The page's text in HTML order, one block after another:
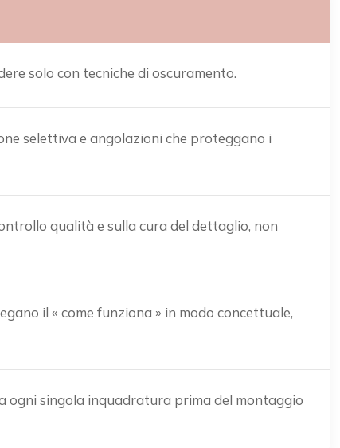
solo con tecniche di oscuramento.
selettiva e angolazioni che proteggano i
qualità e sulla cura del dettaglio, non
il « come funziona » in modo concettuale,
ogni singola inquadratura prima del montaggio